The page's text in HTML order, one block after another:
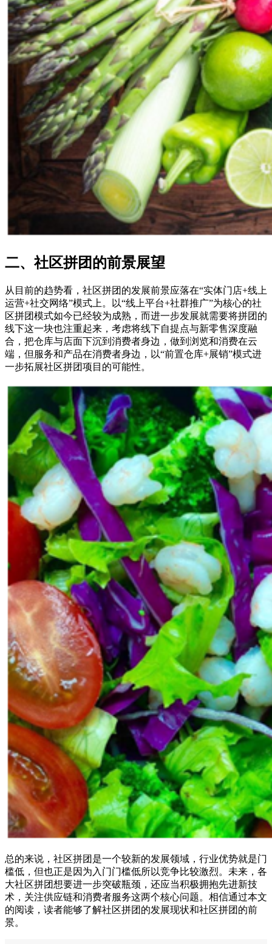
二、社区拼团的前景展望
从目前的趋势看，社区拼团的发展前景应落在“实体门店+线上
运营+社交网络”模式上。以“线上平台+社群推广”为核心的社
区拼团模式如今已经较为成熟，而进一步发展就需要将拼团的
线下这一块也注重起来，考虑将线下自提点与新零售深度融
合，把仓库与店面下沉到消费者身边，做到浏览和消费在云
端，但服务和产品在消费者身边，以“前置仓库+展销”模式进
一步拓展社区拼团项目的可能性。
总的来说，社区拼团是一个较新的发展领域，行业优势就是门
槛低，但也正是因为入门门槛低所以竞争比较激烈。未来，各
大社区拼团想要进一步突破瓶颈，还应当积极拥抱先进新技
术，关注供应链和消费者服务这两个核心问题。相信通过本文
的阅读，读者能够了解社区拼团的发展现状和社区拼团的前
景。